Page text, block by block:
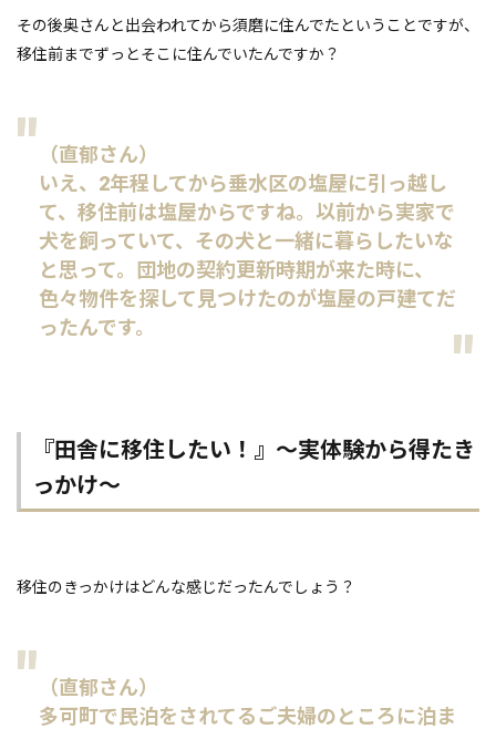
その後奥さんと出会われてから須磨に住んでたということですが、
移住前までずっとそこに住んでいたんですか？
（直郁さん）
いえ、2年程してから垂水区の塩屋に引っ越し
て、移住前は塩屋からですね。以前から実家で
犬を飼っていて、その犬と一緒に暮らしたいな
と思って。団地の契約更新時期が来た時に、
色々物件を探して見つけたのが塩屋の戸建てだ
ったんです。
『田舎に移住したい！』～実体験から得たき
っかけ～
移住のきっかけはどんな感じだったんでしょう？
（直郁さん）
多可町で民泊をされてるご夫婦のところに泊ま